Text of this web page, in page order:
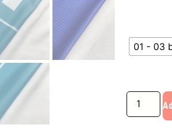
01 - 03